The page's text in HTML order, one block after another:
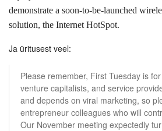
demonstrate a soon-to-be-launched
solution, the Internet HotSpot.
Ja üritusest veel:
Please remember, First Tuesday is
venture capitalists, and service
and depends on viral marketing, so
entrepreneur colleagues who will
Our November meeting expectedly